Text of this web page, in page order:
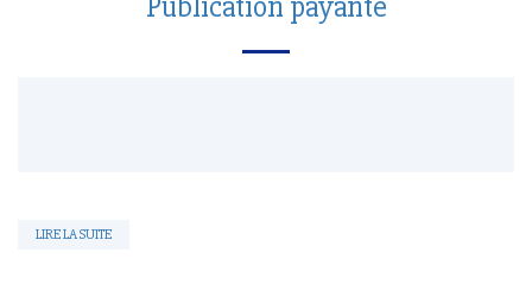
Publication payante
LIRE LA SUITE